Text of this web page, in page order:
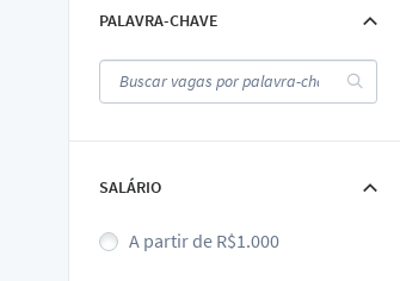
PALAVRA-CHAVE
SALÁRIO
A partir de R$1.000